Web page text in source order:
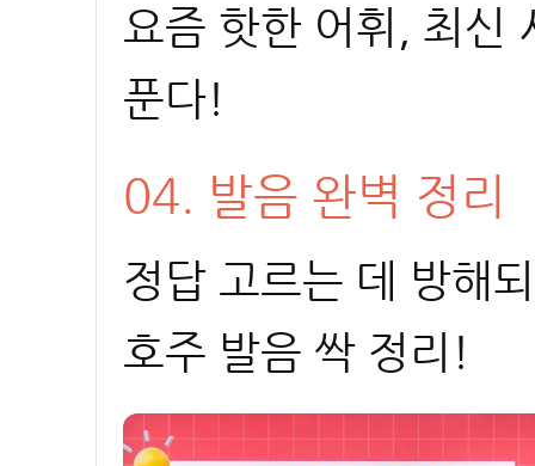
요즘 핫한 어휘, 최신
푼다!
04. 발음 완벽 정리
정답 고르는 데 방해
호주 발음 싹 정리!